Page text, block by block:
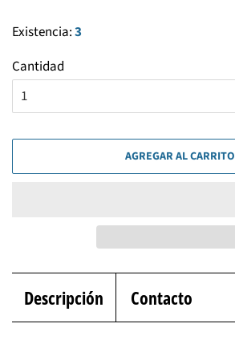
Existencia:3
Cantidad
AGREGAR AL CARRITO
Descripción Contacto